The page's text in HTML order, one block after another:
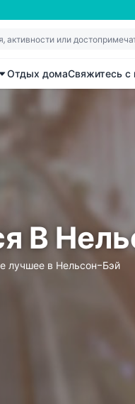
Отдых домаСвяжитесь с
В
лучшее в Нельсон-Бэй